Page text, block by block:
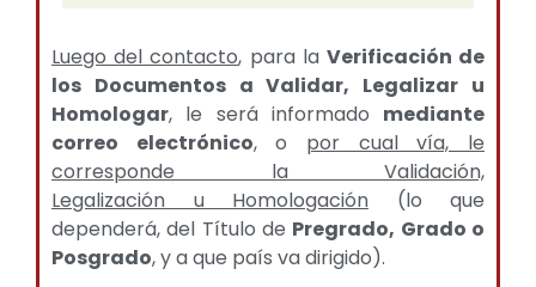
Luego del contacto, para la Verificación de
los Documentos a Validar, Legalizar u
Homologar, le será informado mediante
correo electrónico, o por cual vía, le
corresponde la Validación,
Legalización u Homologación (lo que
dependerá, del Título de Pregrado, Grado o
Posgrado, y a que país va dirigido).